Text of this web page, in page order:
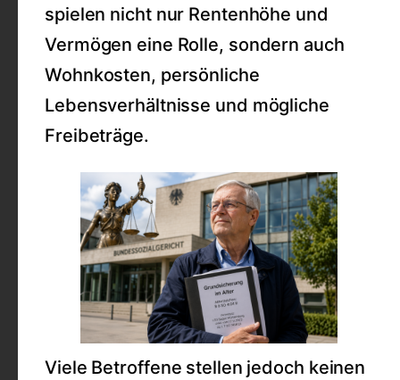
spielen nicht nur Rentenhöhe und
Vermögen eine Rolle, sondern auch
Wohnkosten, persönliche
Lebensverhältnisse und mögliche
Freibeträge.
Viele Betroffene stellen jedoch keinen